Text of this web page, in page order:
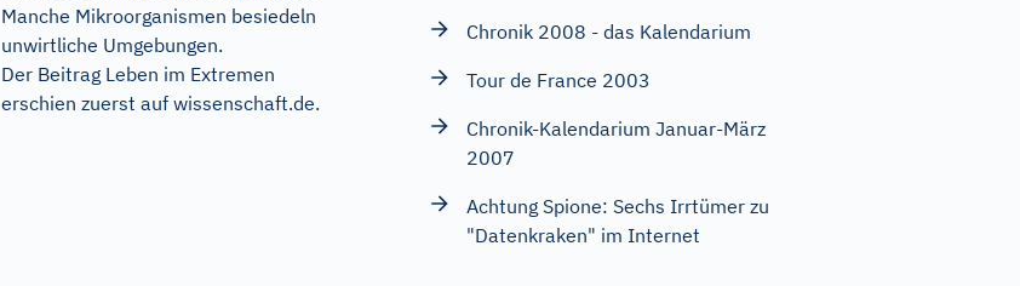
Manche Mikroorganismen besiedeln
unwirtliche Umgebungen.
Der Beitrag Leben im Extremen
erschien zuerst auf wissenschaft.de.
Chronik 2008 - das Kalendarium
Tour de France 2003
Chronik-Kalendarium Januar-März
2007
Achtung Spione: Sechs Irrtümer zu
"Datenkraken" im Internet